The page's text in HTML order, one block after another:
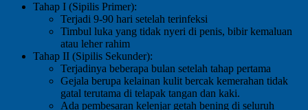
Tahap I (Sipilis Primer):
Terjadi 9-90 hari setelah terinfeksi
Timbul luka yang tidak nyeri di penis, bibir kemaluan
atau leher rahim
Tahap II (Sipilis Sekunder):
Terjadinya beberapa bulan setelah tahap pertama
Gejala berupa kelainan kulit bercak kemerahan tidak
gatal terutama di telapak tangan dan kaki.
Ada pembesaran kelenjar getah bening di seluruh